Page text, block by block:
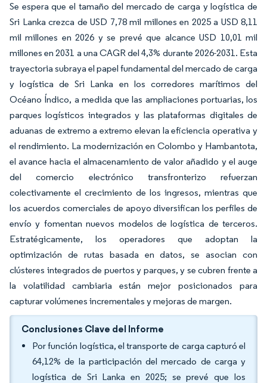
Se espera que el tamaño del mercado de carga y logística de
Sri Lanka crezca de USD 7,78 mil millones en 2025 a USD 8,11
mil millones en 2026 y se prevé que alcance USD 10,01 mil
millones en 2031 a una CAGR del 4,3% durante 2026-2031. Esta
trayectoria subraya el papel fundamental del mercado de carga
y logística de Sri Lanka en los corredores marítimos del
Océano Índico, a medida que las ampliaciones portuarias, los
parques logísticos integrados y las plataformas digitales de
aduanas de extremo a extremo elevan la eficiencia operativa y
el rendimiento. La modernización en Colombo y Hambantota,
el avance hacia el almacenamiento de valor añadido y el auge
del comercio electrónico transfronterizo refuerzan
colectivamente el crecimiento de los ingresos, mientras que
los acuerdos comerciales de apoyo diversifican los perfiles de
envío y fomentan nuevos modelos de logística de terceros.
Estratégicamente, los operadores que adoptan la
optimización de rutas basada en datos, se asocian con
clústeres integrados de puertos y parques, y se cubren frente a
la volatilidad cambiaria están mejor posicionados para
capturar volúmenes incrementales y mejoras de margen.
Conclusiones Clave del Informe
Por función logística, el transporte de carga capturó el
64,12% de la participación del mercado de carga y
logística de Sri Lanka en 2025; se prevé que los